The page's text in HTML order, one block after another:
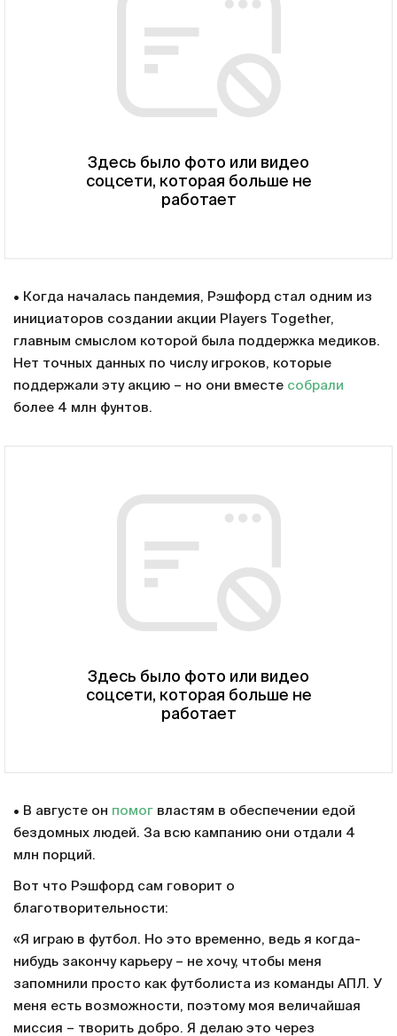
Здесь было фото или видео
соцсети, которая больше не
работает
• Когда началась пандемия, Рэшфорд стал одним из
инициаторов создании акции Players Together,
главным смыслом которой была поддержка медиков.
Нет точных данных по числу игроков, которые
поддержали эту акцию – но они вместе собрали
более 4 млн фунтов.
Здесь было фото или видео
соцсети, которая больше не
работает
• В августе он помог властям в обеспечении едой
бездомных людей. За всю кампанию они отдали 4
млн порций.
Вот что Рэшфорд сам говорит о
благотворительности:
«Я играю в футбол. Но это временно, ведь я когда-
нибудь закончу карьеру – не хочу, чтобы меня
запомнили просто как футболиста из команды АПЛ. У
меня есть возможности, поэтому моя величайшая
миссия – творить добро. Я делаю это через